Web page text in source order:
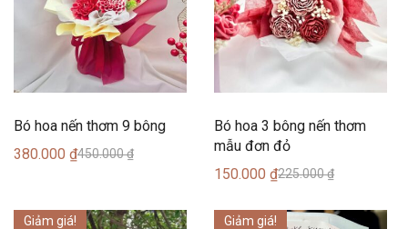
Bó hoa nến thơm 9 bông
450.000₫
380.000 ₫
Bó hoa 3 bông nến thơm
mẫu đơn đỏ
225.000₫
150.000₫
Giảm giá! Giảm giá!